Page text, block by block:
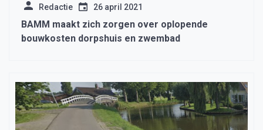
Redactie 26 april 2021
BAMM maakt zich zorgen over oplopende
bouwkosten dorpshuis en zwembad